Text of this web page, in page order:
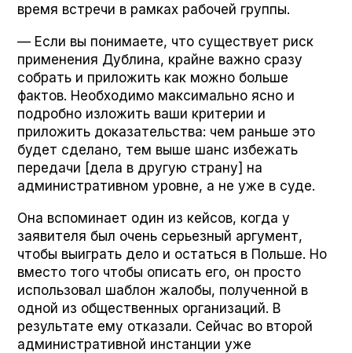
время встречи в рамках рабочей группы.
— Если вы понимаете, что существует риск
применения Дублина, крайне важно сразу
собрать и приложить как можно больше
фактов. Необходимо максимально ясно и
подробно изложить ваши критерии и
приложить доказательства: чем раньше это
будет сделано, тем выше шанс избежать
передачи [дела в другую страну] на
административном уровне, а не уже в суде.
Она вспоминает один из кейсов, когда у
заявителя был очень серьезный аргумент,
чтобы выиграть дело и остаться в Польше. Но
вместо того чтобы описать его, он просто
использовал шаблон жалобы, полученной в
одной из общественных организаций. В
результате ему отказали. Сейчас во второй
административной инстанции уже